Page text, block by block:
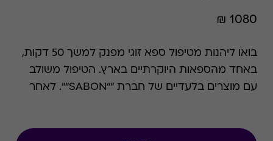
1080 ₪
בואו ליהנות מטיפול ספא זוגי מפנק למשך 50 דקות,
באחד מהספאות היוקרתיים בארץ. הטיפול משולב
עם מוצרים בלעדיים של חברת ""SABON"". לאחר
בכל ימי הפעילות בתיאום מראש ובכפוף לזמינות